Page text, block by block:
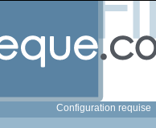
Configuration requise